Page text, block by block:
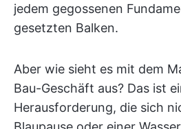
jedem gegossenen
gesetzten Balken.
Aber wie sieht es mit dem
Bau-Geschäft aus? Das ist
Herausforderung, die sich